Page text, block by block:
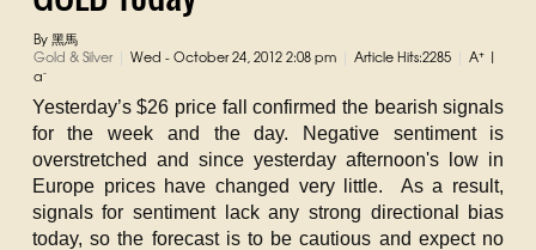
By 黑馬
Gold & Silver
Wed - October 24, 2012 2:08 pm Article Hits:2285 A+|
a-
Yesterday’s $26 price fall confirmed the bearish signals
for the week and the day. Negative sentiment is
overstretched and since yesterday afternoon's low in
Europe prices have changed very little. As a result,
signals for sentiment lack any strong directional bias
today, so the forecast is to be cautious and expect no